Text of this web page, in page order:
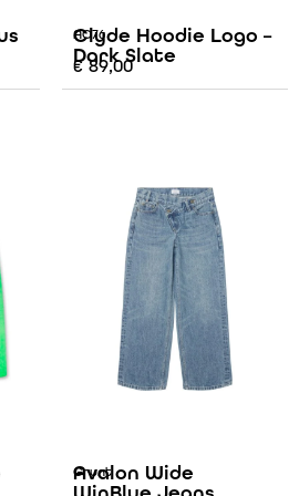
AO76
Clyde Hoodie Logo –
Dark Slate
€89,00
Grunt
Avalon Wide